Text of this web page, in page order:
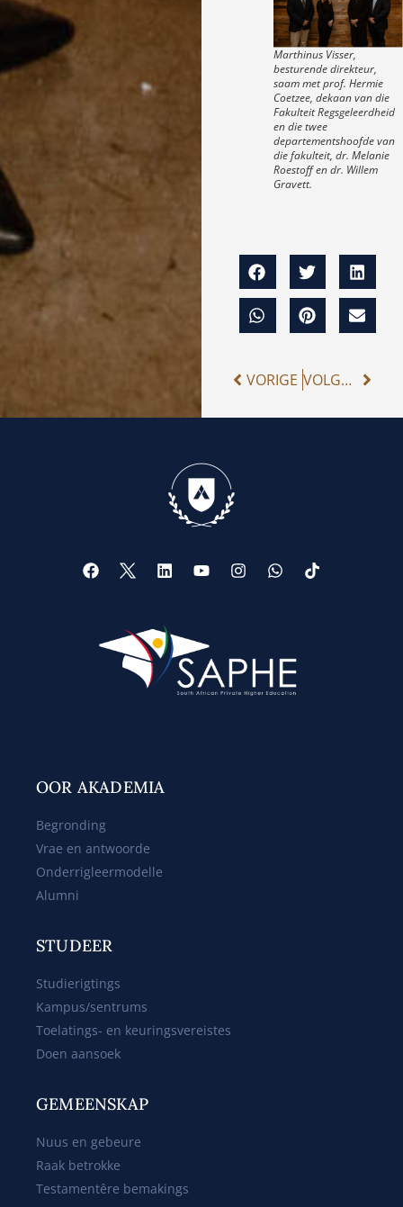
Marthinus Visser,
besturende direkteur,
saam met prof. Hermie
Coetzee, dekaan van die
Fakulteit Regsgeleerdheid
en die twee
departementshoofde van
die fakulteit, dr. Melanie
Roestoff en dr. Willem
Gravett.
VORIGE VOLGENDE
OOR AKADEMIA
Begronding
Vrae en antwoorde
Onderrigleermodelle
Alumni
STUDEER
Studierigtings
Kampus/sentrums
Toelatings- en keuringsvereistes
Doen aansoek
GEMEENSKAP
Nuus en gebeure
Raak betrokke
Testamentêre bemakings